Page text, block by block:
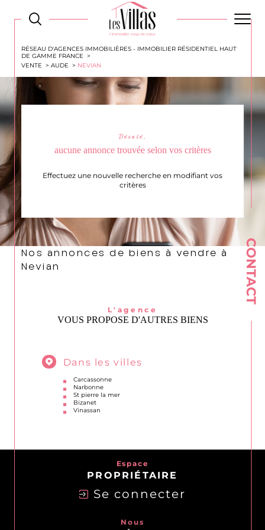
CONTACT
RÉSEAU D'AGENCES IMMOBILIÈRES - IMMOBILIER RÉSIDENTIEL HAUT
DE GAMME FRANCE
VENTE
AUDE NEVIAN
Désolé,
aucune annonce trouvée selon vos critères
Effectuez une nouvelle recherche en modifiant vos
critères
Nos annonces de biens à vendre à
Nevian
L'agence
VOUS PROPOSE D'AUTRES BIENS
Dans les villes
Carcassonne
Narbonne
St pierre la mer
Bizanet
Vinassan
Espace
PROPRIÉTAIRE
Se connecter
Nous